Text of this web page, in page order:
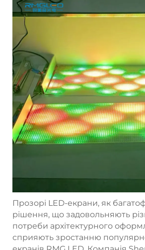
Прозорі LED-екрани, як
рішення, що задовольняють
потреби архітектурного
сприяють зростанню